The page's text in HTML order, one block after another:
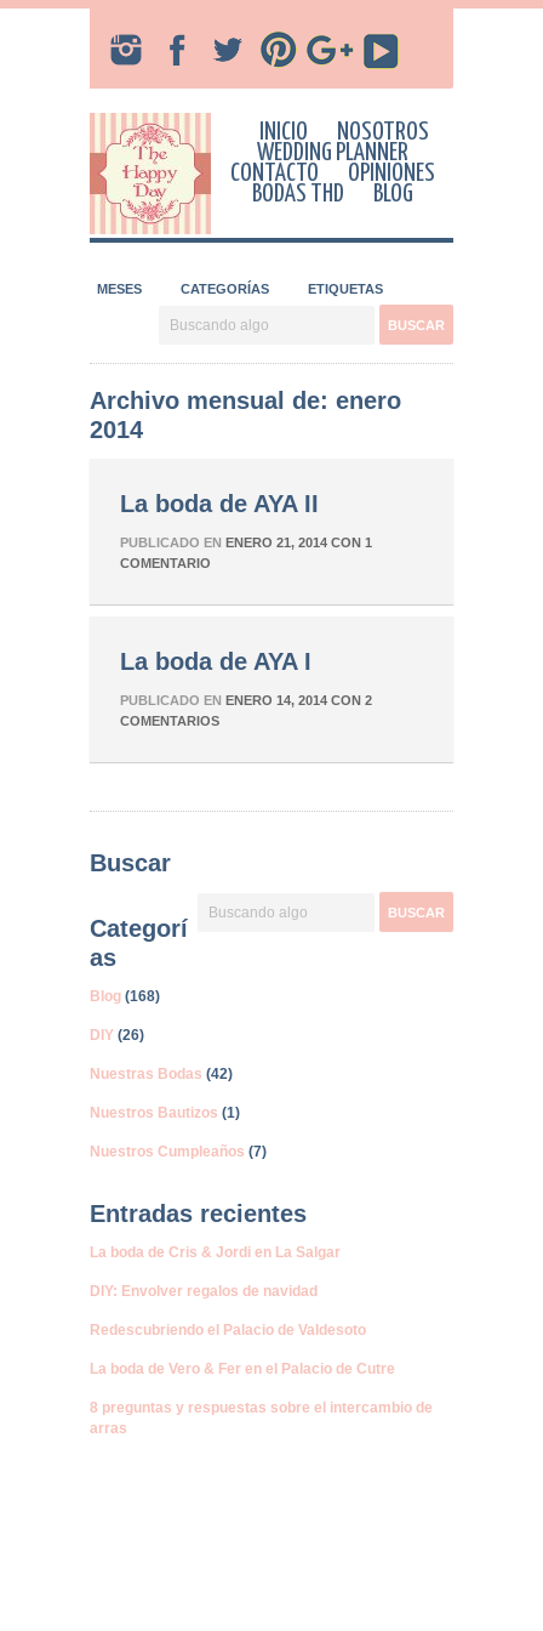
INICIO
NOSOTROS
WEDDING PLANNER
CONTACTO
OPINIONES
BODAS THD
BLOG
MESES CATEGORÍAS ETIQUETAS
Archivo mensual de: enero
2014
La boda de AYA II
PUBLICADO EN ENERO 21, 2014 CON 1
COMENTARIO
La boda de AYA I
PUBLICADO EN ENERO 14, 2014 CON 2
COMENTARIOS
Buscar
Categorí
as
Blog (168)
DIY (26)
Nuestras Bodas (42)
Nuestros Bautizos (1)
Nuestros Cumpleaños (7)
Entradas recientes
La boda de Cris & Jordi en La Salgar
DIY: Envolver regalos de navidad
Redescubriendo el Palacio de Valdesoto
La boda de Vero & Fer en el Palacio de Cutre
8 preguntas y respuestas sobre el intercambio de
arras